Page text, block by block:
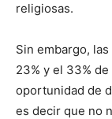
religiosas.
Sin embargo,
23% y el 33%
oportunidad de
es decir que no